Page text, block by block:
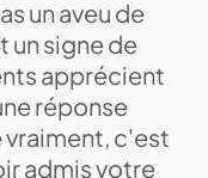
un aveu de
un signe de
apprécient
réponse
vraiment, c'est
admis votre